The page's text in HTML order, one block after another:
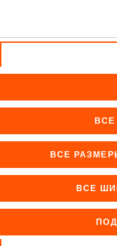
ВСЕ
ВСЕ
ВСЕ